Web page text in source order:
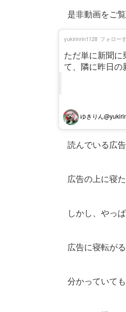
是非動画をご覧
ただ単に新聞
て、隣に昨日
ゆきりん
yukirinrin1128 フォロー
読んでいる広
広告の上に寝
しかし、やっ
広告に寝転が
分かっていて